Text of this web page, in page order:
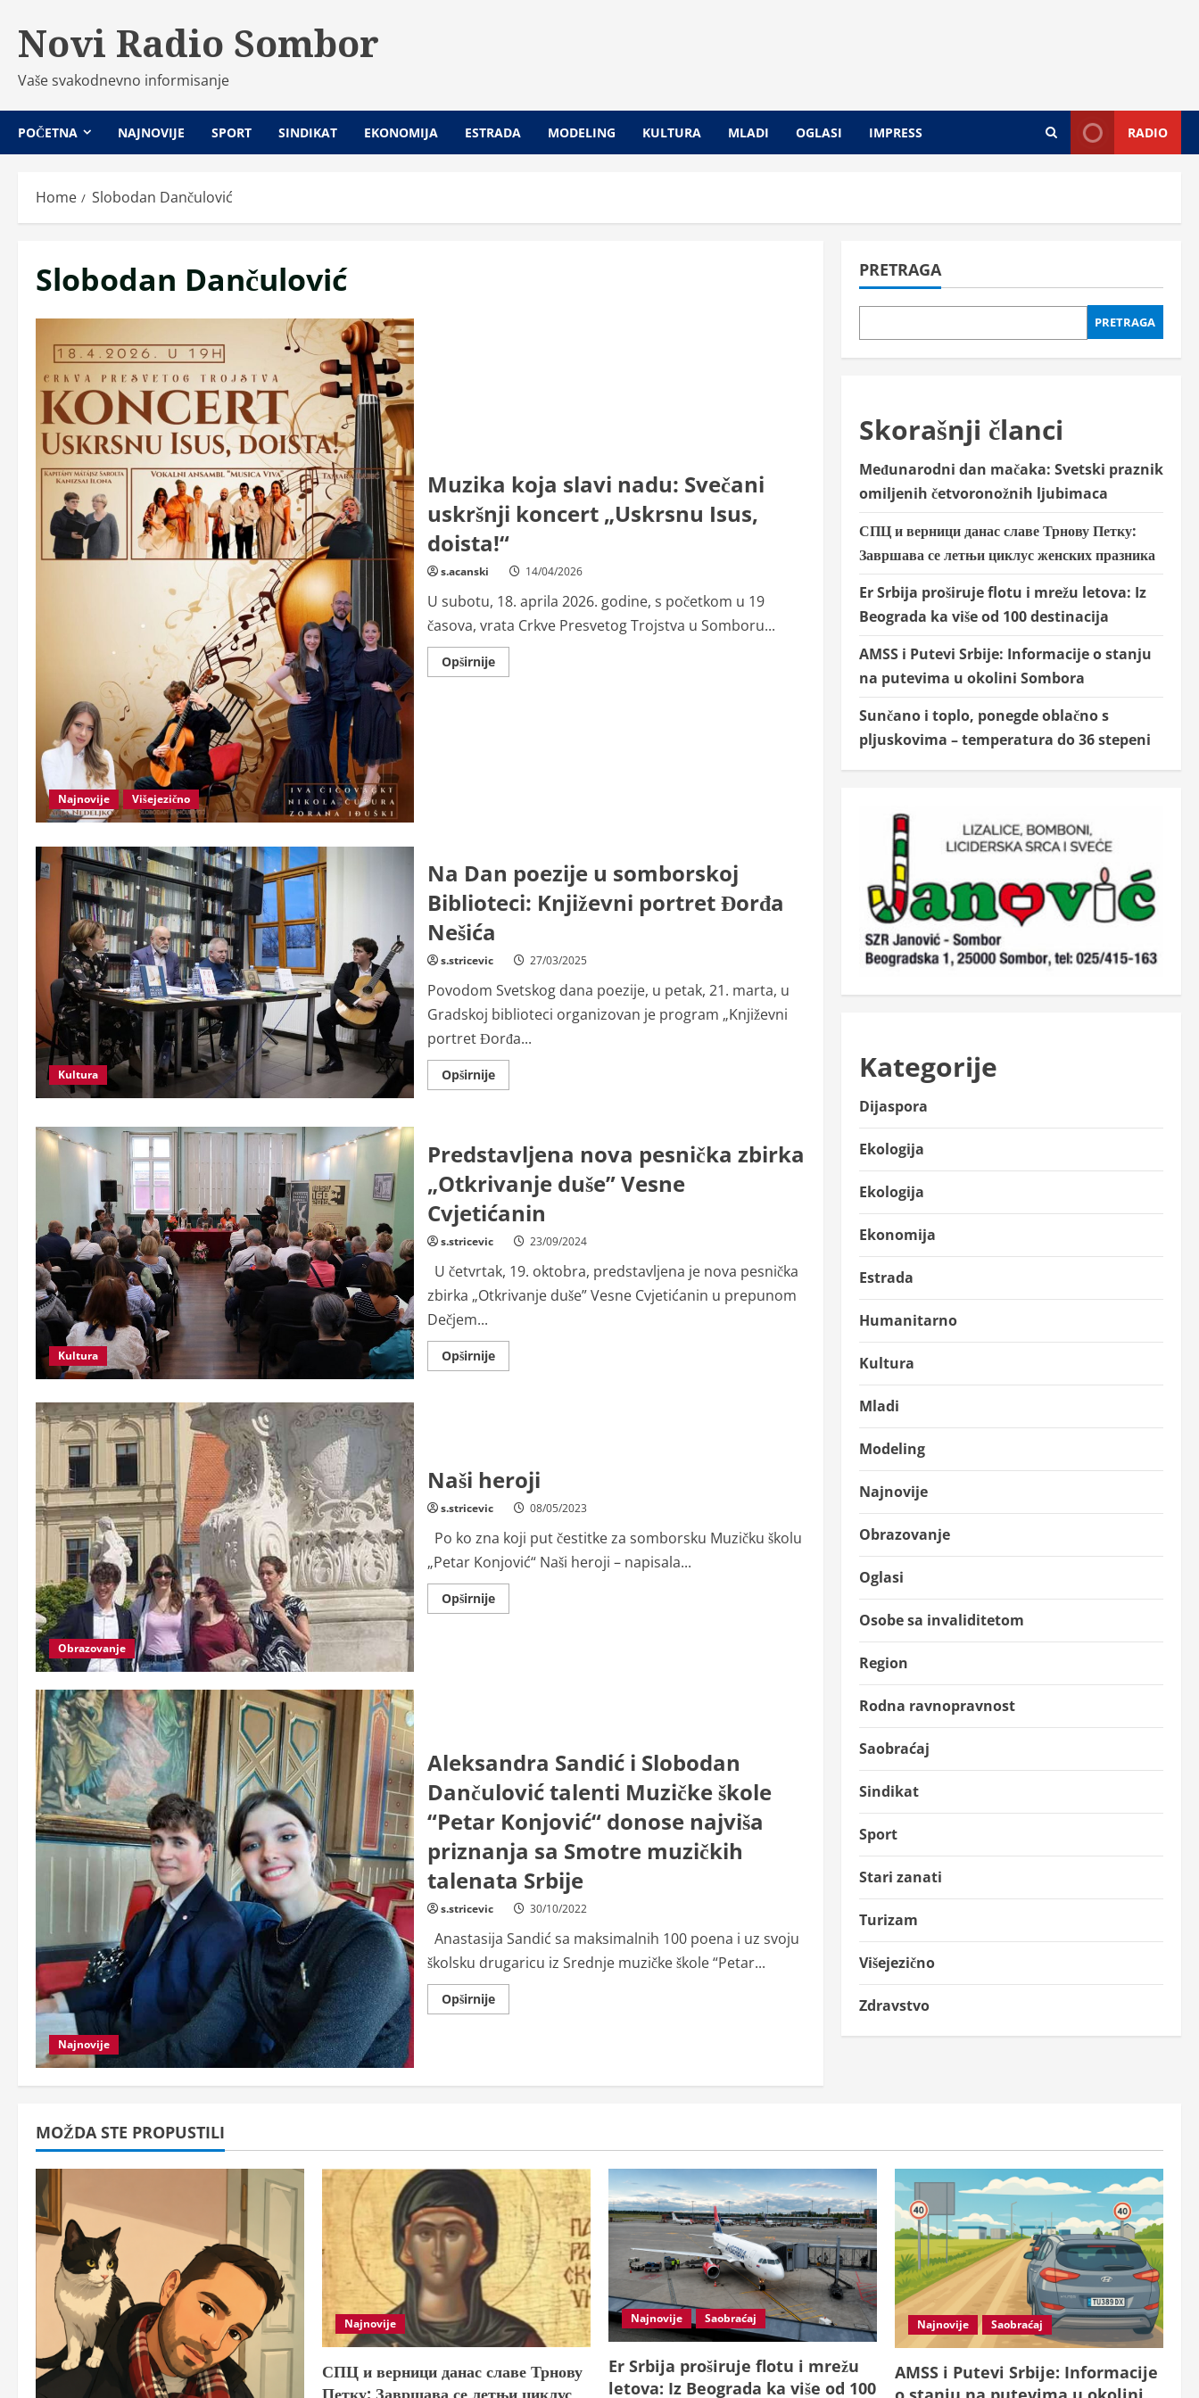
content
Novi Radio Sombor
Vaše svakodnevno informisanje
POČETNA NAJNOVIJE SPORT SINDIKAT EKONOMIJA ESTRADA MODELING KULTURA MLADI OGLASI IMPRESS RADIO
Home Slobodan Dančulović
Slobodan Dančulović
Najnovije Višejezično
Muzika koja slavi nadu: Svečani
uskršnji koncert „Uskrsnu Isus,
doista!“
s.acanski 14/04/2026
U subotu, 18. aprila 2026. godine, s početkom u 19
časova, vrata Crkve Presvetog Trojstva u Somboru...
OpširnijeRead
more
Kultura
Na Dan poezije u somborskoj
Biblioteci: Književni portret Đorđa
Nešića
s.stricevic 27/03/2025
Povodom Svetskog dana poezije, u petak, 21. marta, u
Gradskoj biblioteci organizovan je program „Književni
portret Đorđa...
OpširnijeRead
more
u
somborskoj
Biblioteci:
Književni
portret
Đorđa
Nešića
Kultura
Predstavljena nova pesnička zbirka
„Otkrivanje duše” Vesne
Cvjetićanin
s.stricevic 23/09/2024
U četvrtak, 19. oktobra, predstavljena je nova pesnička
zbirka „Otkrivanje duše” Vesne Cvjetićanin u prepunom
Dečjem...
OpširnijeRead
more
Vesne
Cvjetićanin
Obrazovanje
Naši heroji
s.stricevic 08/05/2023
Po ko zna koji put čestitke za somborsku Muzičku školu
„Petar Konjović“ Naši heroji – napisala...
OpširnijeRead
more
Najnovije
Aleksandra Sandić i Slobodan
Dančulović talenti Muzičke škole
“Petar Konjović“ donose najviša
priznanja sa Smotre muzičkih
talenata Srbije
s.stricevic 30/10/2022
Anastasija Sandić sa maksimalnih 100 poena i uz svoju
školsku drugaricu iz Srednje muzičke škole “Petar...
OpširnijeRead
more
Dančulović
Konjović“
najviša
priznanja
sa
Smotre
muzičkih
talenata
Srbije
PRETRAGA
PRETRAGA
Skorašnji članci
Međunarodni dan mačaka: Svetski praznik
omiljenih četvoronožnih ljubimaca
СПЦ и верници данас славе Трнову Петку:
Завршава се летњи циклус женских празника
Er Srbija proširuje flotu i mrežu letova: Iz
Beograda ka više od 100 destinacija
AMSS i Putevi Srbije: Informacije o stanju
na putevima u okolini Sombora
Sunčano i toplo, ponegde oblačno s
pljuskovima – temperatura do 36 stepeni
Kategorije
Dijaspora
Ekologija
Ekologija
Ekonomija
Estrada
Humanitarno
Kultura
Mladi
Modeling
Najnovije
Obrazovanje
Oglasi
Osobe sa invaliditetom
Region
Rodna ravnopravnost
Saobraćaj
Sindikat
Sport
Stari zanati
Turizam
Višejezično
Zdravstvo
MOŽDA STE PROPUSTILI
Najnovije
СПЦ и верници данас славе Трнову
Najnovije Saobraćaj
Er Srbija proširuje flotu i mrežu
letova: Iz Beograda ka više od 100
Najnovije Saobraćaj
AMSS i Putevi Srbije: Informacije